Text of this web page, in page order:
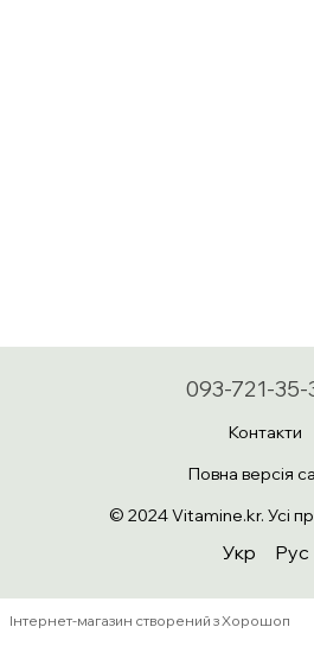
093-721-35-
Контакти
Повна версія
© 2024 Vitamine.kr. Усі
Укр Рус
Інтернет-магазин створений з Хорошоп